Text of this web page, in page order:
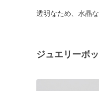
透明なため、水晶
ジュエリーボ